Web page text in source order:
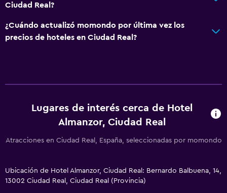
Ciudad Real?
¿Cuándo actualizó momondo por última vez los
precios de hoteles en Ciudad Real?
Lugares de interés cerca de Hotel
Almanzor, Ciudad Real
Atracciones en Ciudad Real, España, seleccionadas por momondo
Ubicación de Hotel Almanzor, Ciudad Real: Bernardo Balbuena, 14,
13002 Ciudad Real, Ciudad Real (Provincia)